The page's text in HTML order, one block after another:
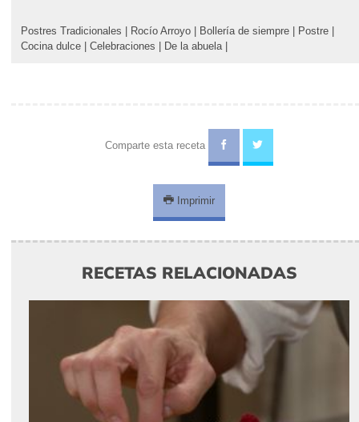
Postres Tradicionales Rocío Arroyo Bollería de siempre Postre
Cocina dulce
Celebraciones De la abuela
Comparte esta receta
Imprimir
RECETAS RELACIONADAS